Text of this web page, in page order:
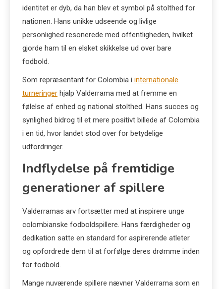
identitet er dyb, da han blev et symbol på stolthed for
nationen. Hans unikke udseende og livlige
personlighed resonerede med offentligheden, hvilket
gjorde ham til en elsket skikkelse ud over bare
fodbold.
Som repræsentant for Colombia i internationale
turneringer hjalp Valderrama med at fremme en
følelse af enhed og national stolthed. Hans succes og
synlighed bidrog til et mere positivt billede af Colombia
i en tid, hvor landet stod over for betydelige
udfordringer.
Indflydelse på fremtidige
generationer af spillere
Valderramas arv fortsætter med at inspirere unge
colombianske fodboldspillere. Hans færdigheder og
dedikation satte en standard for aspirerende atleter
og opfordrede dem til at forfølge deres drømme inden
for fodbold.
Mange nuværende spillere nævner Valderrama som en